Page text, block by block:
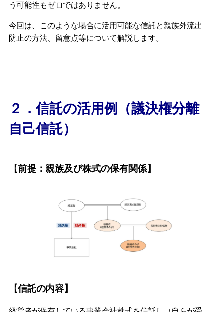
う可能性もゼロではありません。
今回は、このような場合に活用可能な信託と親族外流出
防止の方法、留意点等について解説します。
２．信託の活用例（議決権分離
自己信託）
【前提：親族及び株式の保有関係】
【信託の内容】